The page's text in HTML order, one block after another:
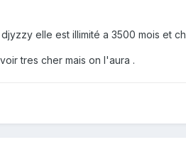
elle est illimité a 3500 mois et
tres cher mais on l'aura .